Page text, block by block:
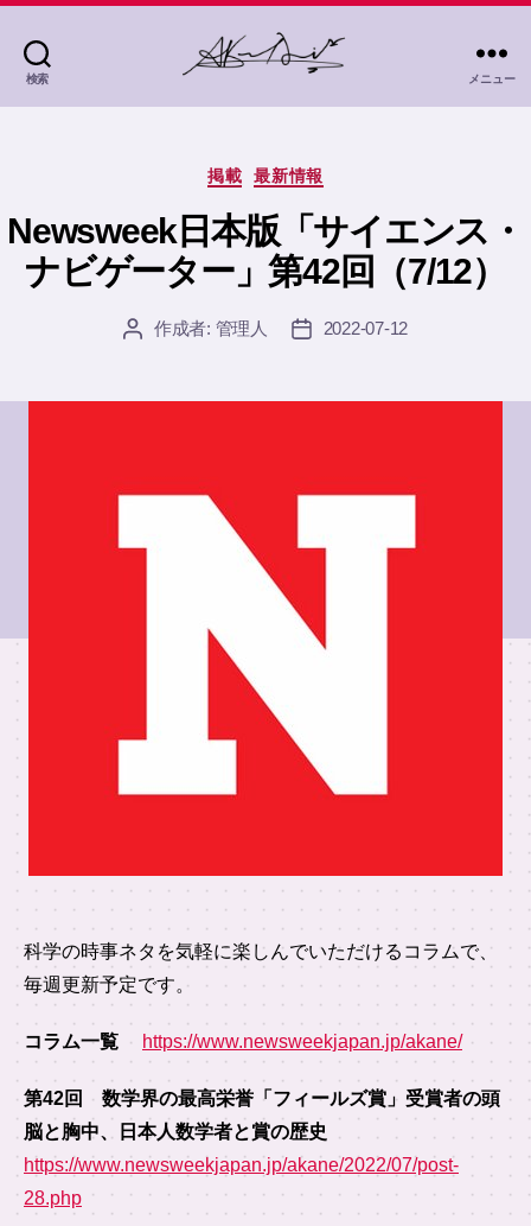
検索
Akane
メニュー
カ
テ
ゴ
リ
ー
掲載 最新情報
Newsweek日本版「サイエンス・
ナビゲーター」第42回（7/12）
投 作成者: 管理人
投
2022-07-12
科学の時事ネタを気軽に楽しんでいただけるコラムで、
毎週更新予定です。
コラム一覧 https://www.newsweekjapan.jp/akane/
第42回 数学界の最高栄誉「フィールズ賞」受賞者の頭
脳と胸中、日本人数学者と賞の歴史
https://www.newsweekjapan.jp/akane/2022/07/post-
28.php